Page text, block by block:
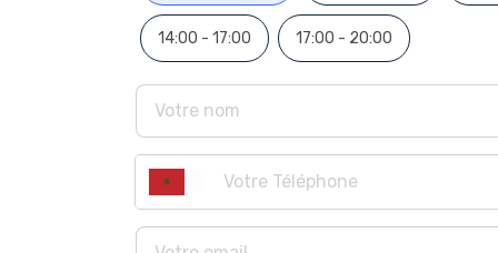
À l’étage 3 chambres dont une master-
Rooftop aménagé avec vue dégagée sur
ATLAS MOUNTAIN VIEW Residences &
investissement responsable pour un
Ne manquez pas cette opportunité
et visiter nos villas témoins finies type
Jacuzzi offert
14:00 - 17:00 17:00 - 20:00